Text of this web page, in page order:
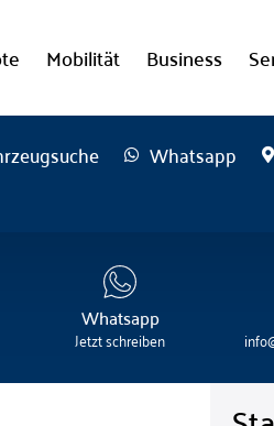
Mobilität Business
Whatsapp
Whatsapp
Jetzt schreiben